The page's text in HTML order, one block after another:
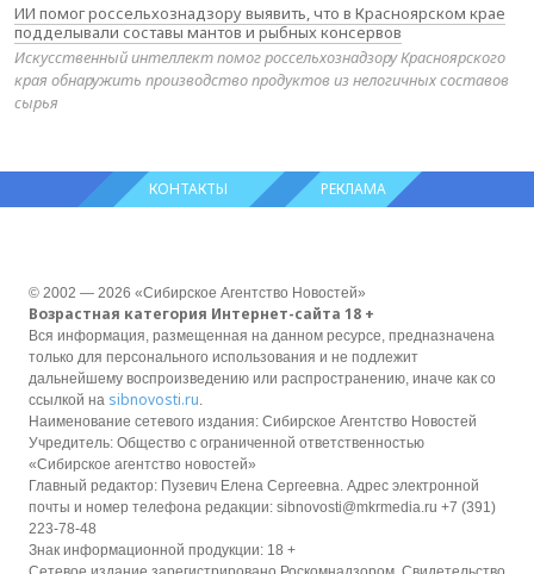
ИИ помог россельхознадзору выявить, что в Красноярском крае
подделывали составы мантов и рыбных консервов
Искусственный интеллект помог россельхознадзору Красноярского
края обнаружить производство продуктов из нелогичных составов
сырья
КОНТАКТЫ РЕКЛАМА
© 2002 — 2026 «Сибирское Агентство Новостей»
Возрастная категория Интернет-сайта 18 +
Вся информация, размещенная на данном ресурсе, предназначена
только для персонального использования и не подлежит
дальнейшему воспроизведению или распространению, иначе как со
ссылкой на sibnovosti.ru.
Наименование сетевого издания: Сибирское Агентство Новостей
Учредитель: Общество с ограниченной ответственностью
«Сибирское агентство новостей»
Главный редактор: Пузевич Елена Сергеевна. Адрес электронной
почты и номер телефона редакции: sibnovosti@mkrmedia.ru +7 (391)
223-78-48
Знак информационной продукции: 18 +